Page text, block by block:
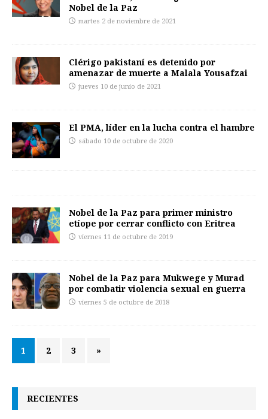
Nobel de la Paz
martes 2 de noviembre de 2021
Clérigo pakistaní es detenido por
amenazar de muerte a Malala Yousafzai
jueves 10 de junio de 2021
El PMA, líder en la lucha contra el hambre
sábado 10 de octubre de 2020
Nobel de la Paz para primer ministro
etíope por cerrar conflicto con Eritrea
viernes 11 de octubre de 2019
Nobel de la Paz para Mukwege y Murad
por combatir violencia sexual en guerra
viernes 5 de octubre de 2018
1 2 3 »
RECIENTES